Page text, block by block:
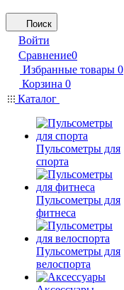
Поиск
Войти
Сравнение0
Избранные товары 0
Корзина 0
Каталог
Пульсометры для
спорта
Пульсометры для
фитнеса
Пульсометры для
велоспорта